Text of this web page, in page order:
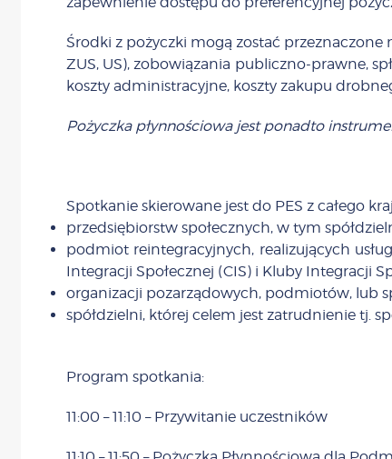
Środki z pożyczki mogą zostać
ZUS, US), zobowiązania publiczno-prawne,
koszty administracyjne, koszty zakupu
Pożyczka płynnościowa jest ponadto
Spotkanie skierowane jest do PES z całego
przedsiębiorstw społecznych, w tym
podmiot reintegracyjnych, realizujących
Integracji Społecznej (CIS) i Kluby Integracji
organizacji pozarządowych, podmiotów, lub
spółdzielni, której celem jest zatrudnienie tj.
Program spotkania:
11:00 – 11:10 – Przywitanie uczestników